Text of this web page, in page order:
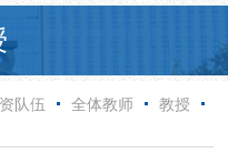
队伍 全体教师
教授